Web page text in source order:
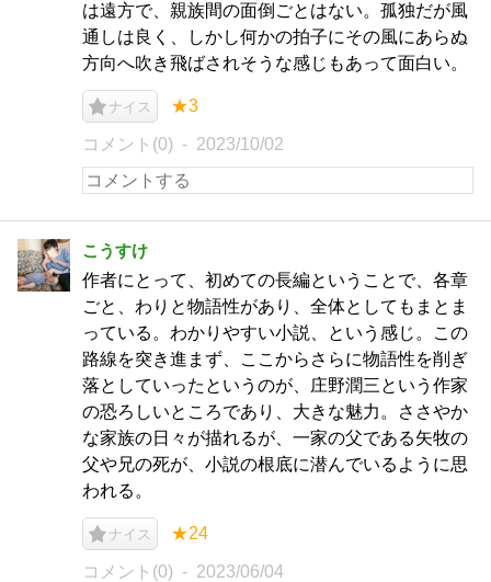
は遠方で、親族間の面倒ごとはない。孤独だが風
通しは良く、しかし何かの拍子にその風にあらぬ
方向へ吹き飛ばされそうな感じもあって面白い。
ナイス ★3
コメント(0) 2023/10/02
こうすけ
作者にとって、初めての長編ということで、各章
ごと、わりと物語性があり、全体としてもまとま
っている。わかりやすい小説、という感じ。この
路線を突き進まず、ここからさらに物語性を削ぎ
落としていったというのが、庄野潤三という作家
の恐ろしいところであり、大きな魅力。ささやか
な家族の日々が描れるが、一家の父である矢牧の
父や兄の死が、小説の根底に潜んでいるように思
われる。
ナイス ★24
コメント(0) 2023/06/04